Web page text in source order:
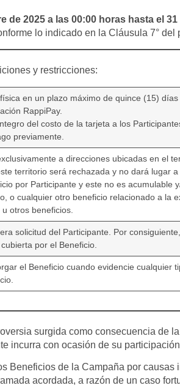
de 2025 a las 00:00 horas hasta el
lo indicado en la Cláusula 7° del
y restricciones:
en un plazo máximo de quince (15)
RappiPay.
del costo de la tarjeta a los
previamente.
a direcciones ubicadas en el
territorio será rechazada y no dará lugar
por Participante y este no es acumulable
o cualquier otro beneficio relacionado a la
otros beneficios.
solicitud del Participante. Por
por el Beneficio.
el Beneficio cuando evidencie cualquier
surgida como consecuencia de
incurra con ocasión de su
Beneficios de la Campaña por causas
acordada, a razón de un caso